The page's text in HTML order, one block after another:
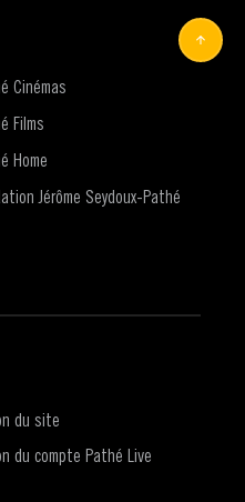
Cinémas
Films
Home
Jérôme Seydoux-Pathé
du site
du compte Pathé Live